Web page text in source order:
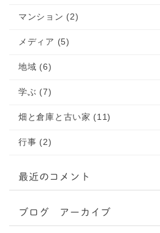
マンション (2)
メディア (5)
地域 (6)
学ぶ (7)
畑と倉庫と古い家 (11)
行事 (2)
最近のコメント
ブログ アーカイブ